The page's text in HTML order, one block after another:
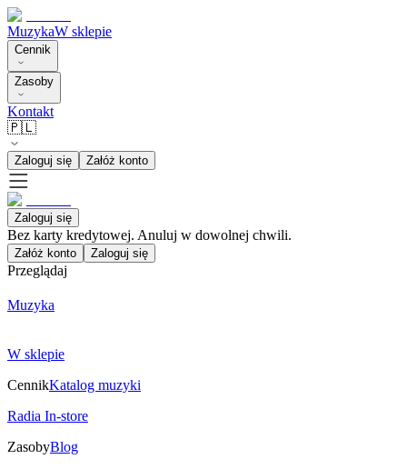
MuzykaW sklepie
Cennik
Zasoby
Kontakt
🇵🇱
Zaloguj się Załóż konto
Zaloguj się
Bez karty kredytowej. Anuluj w dowolnej chwili.
Załóż konto Zaloguj się
Przeglądaj
Muzyka
W sklepie
CennikKatalog muzyki
Radia In-store
ZasobyBlog